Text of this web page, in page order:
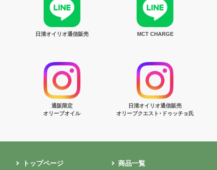
日清オイリオ通信販売 MCT CHARGE
通販限定
オリーブオイル
日清オイリオ通信販売
オリーブクエスト･ドゥッチョ氏
トップページ 商品一覧